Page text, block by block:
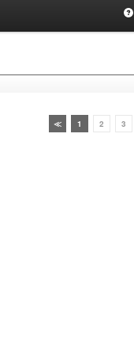
≪ 1 2 3